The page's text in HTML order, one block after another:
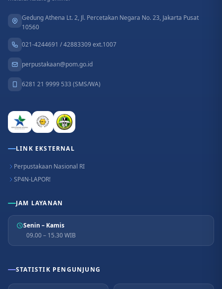
Gedung Athena Lt. 2, Jl. Percetakan Negara No. 23, Jakarta Pusat
10560
021-4244691 / 42883309 ext.1007
perpustakaan@pom.go.id
6281 21 9999 533 (SMS/WA)
LINK EKSTERNAL
Perpustakaan Nasional RI
SP4N-LAPOR!
JAM LAYANAN
Senin – Kamis
09.00 – 15.30 WIB
STATISTIK PENGUNJUNG